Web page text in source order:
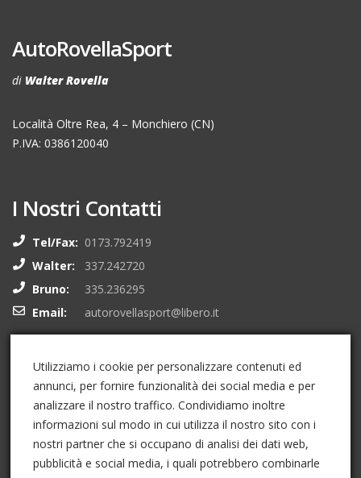
AutoRovellaSport
di Walter Rovella
Località Oltre Rea, 4 – Monchiero (CN)
P.IVA: 0386120040
I Nostri Contatti
Tel/Fax: 0173.792419
Walter:
337.242720
Bruno:
335.236295
Email:
autorovellasport@libero.it
I Nostri Social
Utilizziamo i cookie per personalizzare contenuti ed
annunci, per fornire funzionalità dei social media e per
analizzare il nostro traffico. Condividiamo inoltre
informazioni sul modo in cui utilizza il nostro sito con i
nostri partner che si occupano di analisi dei dati web,
pubblicità e social media, i quali potrebbero combinarle